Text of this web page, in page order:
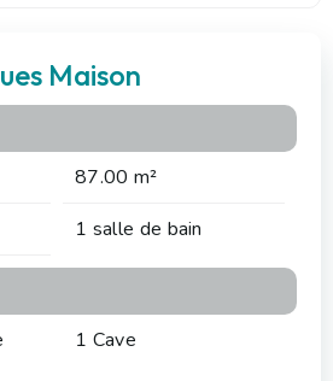
Maison
87.00 m²
1 salle de bain
1 Cave